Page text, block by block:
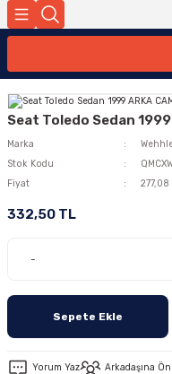
Seat Toledo Sedan 1999
Marka
Stok Kodu
Fiyat
277,08
332,50 TL
-
Sepete Ekle
Yorum Yaz Arkadaşına